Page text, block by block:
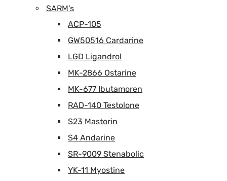
SARM’s
ACP-105
GW50516 Cardarine
LGD Ligandrol
MK-2866 Ostarine
MK-677 Ibutamoren
RAD-140 Testolone
S23 Mastorin
S4 Andarine
SR-9009 Stenabolic
YK-11 Myostine